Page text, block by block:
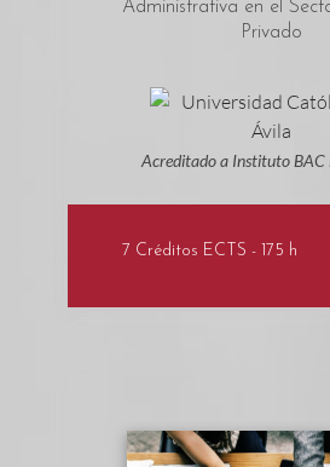
Administrativa en el
Privado
Acreditado a Instituto BAC
7 Créditos ECTS - 175 h